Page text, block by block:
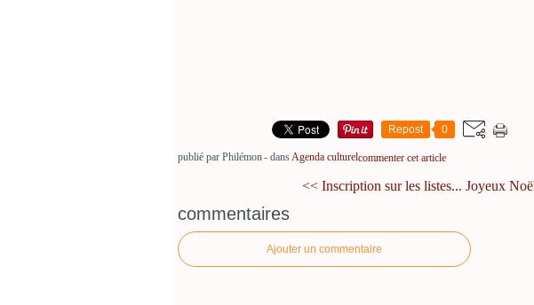
Repost 0
publié par Philémon- dansAgenda culturelcommenter cet article
<< Inscription sur les listes... Joyeux
commentaires
Ajouter un commentaire